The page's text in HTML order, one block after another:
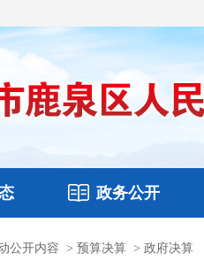
泉要闻 图片新闻
政务公开
财政预决算
公开内容 > 预算决算 > 政府决算